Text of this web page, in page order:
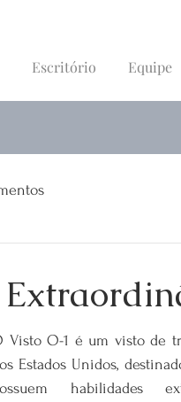
Escritório Equipe
Visto O-1 é um visto de
Estados Unidos,
habilidades